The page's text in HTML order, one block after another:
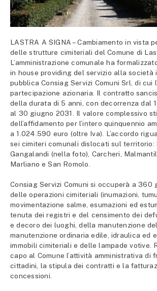
LASTRA A SIGNA – Cambiamento in vista
delle strutture cimiteriali del Comune di
L’amministrazione comunale ha
in house providing del servizio alla società
pubblica Consiag Servizi Comuni Srl, di cui
partecipazione azionaria. Il contratto
della durata di 5 anni, con decorrenza dal
al 30 giugno 2031. Il valore complessivo
dell’affidamento per l’intero quinquennio
a 1.024.590 euro (oltre Iva). L’accordo
sei cimiteri comunali dislocati sul territorio:
Gangalandi (nella foto), Carcheri,
Marliano e San Romolo.
Consiag Servizi Comuni si occuperà a 360
delle operazioni cimiteriali (inumazioni,
movimentazione salme, esumazioni ed
tenuta dei registri e del censimento dei
e decoro dei luoghi, della manutenzione
manutenzione ordinaria edile, idraulica ed
immobili cimiteriali e delle lampade votive.
capo al Comune l’attività amministrativa di
cittadini, la stipula dei contratti e la
concessioni.